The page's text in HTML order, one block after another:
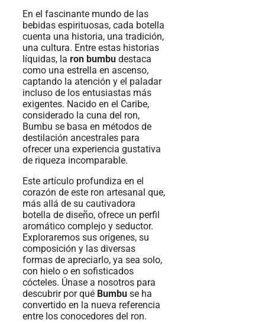
En el fascinante mundo de las
bebidas espirituosas, cada botella
cuenta una historia, una tradición,
una cultura. Entre estas historias
líquidas, la ron bumbu destaca
como una estrella en ascenso,
captando la atención y el paladar
incluso de los entusiastas más
exigentes. Nacido en el Caribe,
considerado la cuna del ron,
Bumbu se basa en métodos de
destilación ancestrales para
ofrecer una experiencia gustativa
de riqueza incomparable.
Este artículo profundiza en el
corazón de este ron artesanal que,
más allá de su cautivadora
botella de diseño, ofrece un perfil
aromático complejo y seductor.
Exploraremos sus orígenes, su
composición y las diversas
formas de apreciarlo, ya sea solo,
con hielo o en sofisticados
cócteles. Únase a nosotros para
descubrir por qué Bumbu se ha
convertido en la nueva referencia
entre los conocedores del ron.